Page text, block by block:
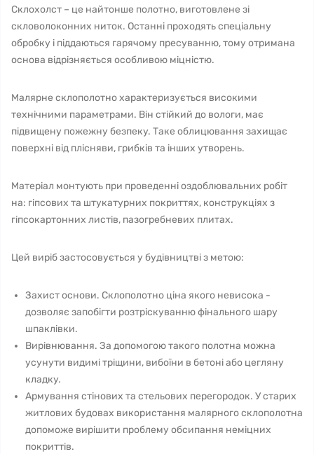
Склохолст – це найтонше полотно, виготовлене зі
скловолоконних ниток. Останні проходять спеціальну
обробку і піддаються гарячому пресуванню, тому отримана
основа відрізняється особливою міцністю.
Малярне склополотно характеризується високими
технічними параметрами. Він стійкий до вологи, має
підвищену пожежну безпеку. Таке облицювання захищає
поверхні від плісняви, грибків та інших утворень.
Матеріал монтують при проведенні оздоблювальних робіт
на: гіпсових та штукатурних покриттях, конструкціях з
гіпсокартонних листів, пазогребневих плитах.
Цей виріб застосовується у будівництві з метою:
Захист основи. Склополотно ціна якого невисока -
дозволяє запобігти розтріскуванню фінального шару
шпаклівки.
Вирівнювання. За допомогою такого полотна можна
усунути видимі тріщини, вибоїни в бетоні або цегляну
кладку.
Армування стінових та стельових перегородок. У старих
житлових будовах використання малярного склополотна
допоможе вирішити проблему обсипання неміцних
покриттів.